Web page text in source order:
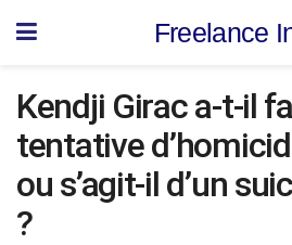
Freelance
Kendji Girac a-t-il
tentative
ou s’agit-il d’un
?